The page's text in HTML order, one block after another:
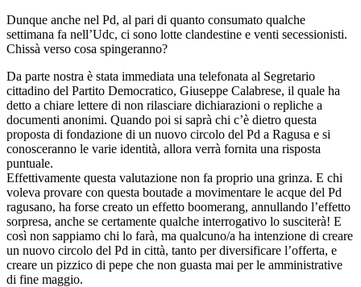
Dunque anche nel Pd, al pari di quanto consumato qualche
settimana fa nell’Udc, ci sono lotte clandestine e venti secessionisti.
Chissà verso cosa spingeranno?
Da parte nostra è stata immediata una telefonata al Segretario
cittadino del Partito Democratico, Giuseppe Calabrese, il quale ha
detto a chiare lettere di non rilasciare dichiarazioni o repliche a
documenti anonimi. Quando poi si saprà chi c’è dietro questa
proposta di fondazione di un nuovo circolo del Pd a Ragusa e si
conosceranno le varie identità, allora verrà fornita una risposta
puntuale.
Effettivamente questa valutazione non fa proprio una grinza. E chi
voleva provare con questa boutade a movimentare le acque del Pd
ragusano, ha forse creato un effetto boomerang, annullando l’effetto
sorpresa, anche se certamente qualche interrogativo lo susciterà! E
così non sappiamo chi lo farà, ma qualcuno/a ha intenzione di creare
un nuovo circolo del Pd in città, tanto per diversificare l’offerta, e
creare un pizzico di pepe che non guasta mai per le amministrative
di fine maggio.